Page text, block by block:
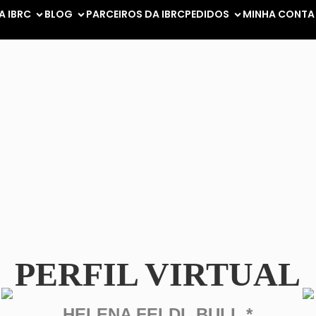
IBRC BLOG PARCEIROS DA IBRCPEDIDOS MINHA CONTA
PERFIL VIRTUAL